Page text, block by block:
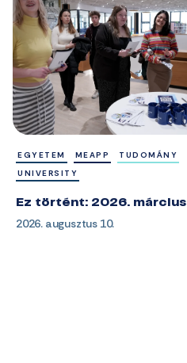
EGYETEM MEAPP
TUDOMÁNY
UNIVERSITY
Ez történt: 2026. március
2026. augusztus 10.